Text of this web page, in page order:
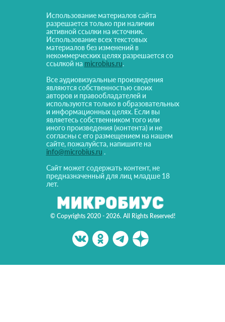
© Copyrights 2020 - 2026. All Rights Reserved!
Использование материалов сайта
разрешается только при наличии
активной ссылки на источник.
Использование всех текстовых
материалов без изменений в
некоммерческих целях разрешается со
ссылкой на microbius.ru.
Все аудиовизуальные произведения
являются собственностью своих
авторов и правообладателей и
используются только в образовательных
и информационных целях. Если вы
являетесь собственником того или
иного произведения (контента) и не
согласны с его размещением на нашем
сайте, пожалуйста, напишите на
info@microbius.ru .
Сайт может содержать контент, не
предназначенный для лиц младше 18
лет.